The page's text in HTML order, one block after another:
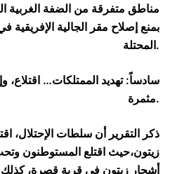
مناطق متفرقة من الضفة الغربية
بمنع إصلاح مقر الجالية الإفريقية
المحتلة.
مثمرة.
أشجار زيتون في قرية قصرة، كذلك